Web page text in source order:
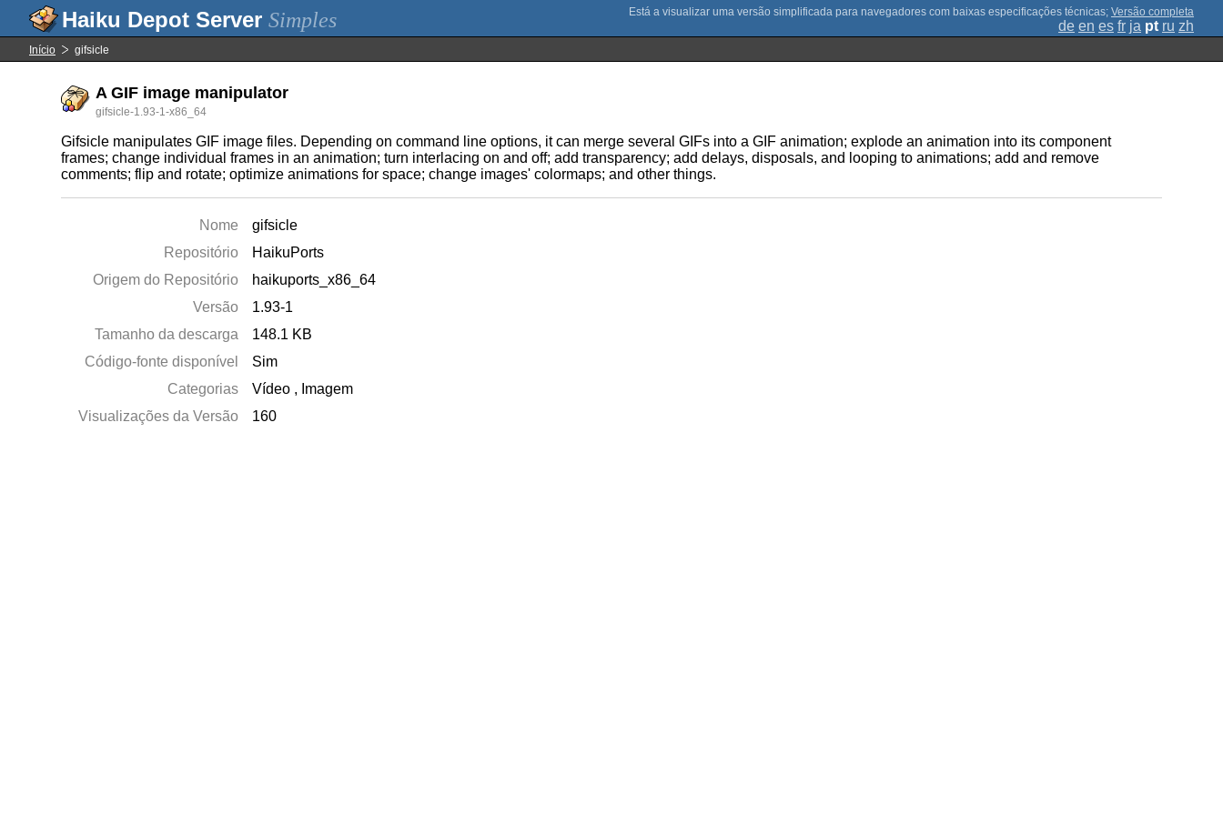
Simples ; Versão completa
de en es fr ja pt ru zh
Início gifsicle
A GIF image manipulator
gifsicle-1.93-1-x86_64
Gifsicle manipulates GIF image files. Depending on command line options, it can merge several GIFs into a GIF animation; explode an animation into its component
frames; change individual frames in an animation; turn interlacing on and off; add transparency; add delays, disposals, and looping to animations; add and remove
comments; flip and rotate; optimize animations for space; change images' colormaps; and other things.
Nome
gifsicle
Repositório
HaikuPorts
Origem do Repositório
haikuports_x86_64
Versão
1.93-1
Tamanho da descarga
148.1 KB
Código-fonte disponível
Sim
Categorias
Vídeo , Imagem
Visualizações da Versão
160